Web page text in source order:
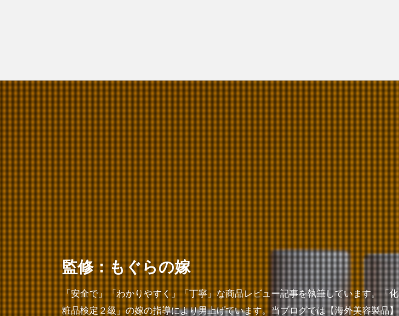
監修：もぐらの嫁
「安全で」「わかりやすく」「丁寧」な商品レビュー記事を執筆しています。「化
粧品検定２級」の嫁の指導により男上げています。当ブログでは【海外美容製品】